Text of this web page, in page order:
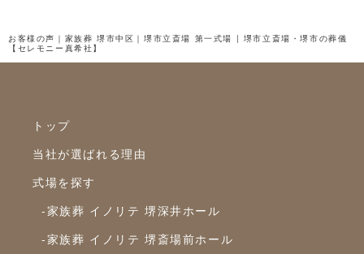
2024年5月
2024年4月
2024年2月
2024年1月
2023年12月
2023年11月
2023年10月
お客様の声｜家族葬 堺市中区｜堺市立斎場 第一式場 | 堺市立斎場・堺市の葬儀
【セレモニー真希社】
トップ
当社が選ばれる理由
式場を探す
-家族葬 イノリテ 堺深井ホール
-家族葬 イノリテ 堺斎場前ホール